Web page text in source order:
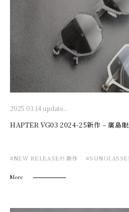
2025.03.14 update...
HAPTER VG03 2024-25新作 – 廣島
#NEW RELEASE!!! 新作
More